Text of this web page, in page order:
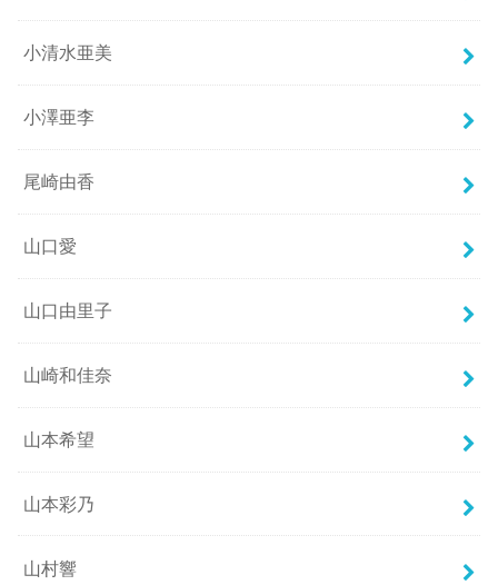
小清水亜美
小澤亜李
尾崎由香
山口愛
山口由里子
山崎和佳奈
山本希望
山本彩乃
山村響